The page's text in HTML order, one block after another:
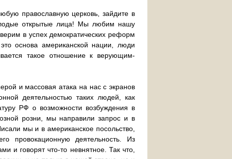
православную церковь, зайдите в
открытые лица! Мы любим нашу
в успех демократических реформ
основа американской нации, люди
такое отношение к верующим-
и массовая атака на нас с экранов
деятельностью таких людей, как
РФ о возможности возбуждения в
розни, мы направили запрос и в
мы и в американское посольство,
провокационную деятельность. Из
и говорят что-то невнятное. Так что,